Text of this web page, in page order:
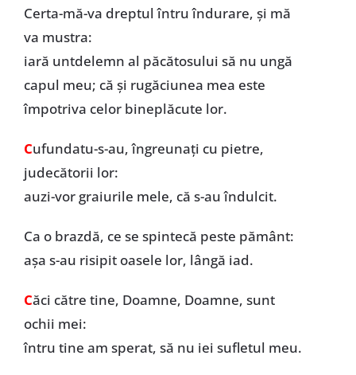
Certa-mă-va dreptul întru îndurare, și mă
va mustra:
iară untdelemn al păcătosului să nu ungă
capul meu; că și rugăciunea mea este
împotriva celor bineplăcute lor.
Cufundatu-s-au, îngreunați cu pietre,
judecătorii lor:
auzi-vor graiurile mele, că s-au îndulcit.
Ca o brazdă, ce se spintecă peste pământ:
așa s-au risipit oasele lor, lângă iad.
Căci către tine, Doamne, Doamne, sunt
ochii mei:
întru tine am sperat, să nu iei sufletul meu.